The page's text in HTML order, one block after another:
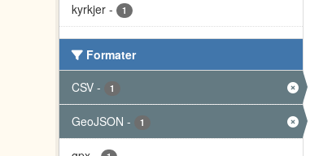
kyrkjer - 1
Formater
CSV - 1
GeoJSON - 1